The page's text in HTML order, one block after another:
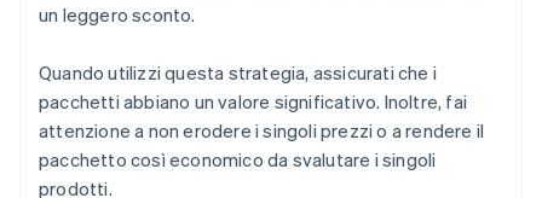
un leggero sconto.
Quando utilizzi questa strategia, assicurati che i
pacchetti abbiano un valore significativo. Inoltre, fai
attenzione a non erodere i singoli prezzi o a rendere il
pacchetto così economico da svalutare i singoli
prodotti.